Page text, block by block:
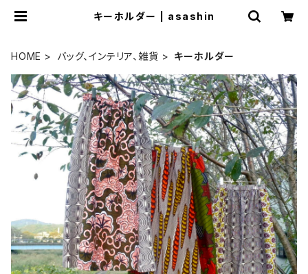
キーホルダー | asashin
HOME バッグ、インテリア、雑貨 キーホルダー